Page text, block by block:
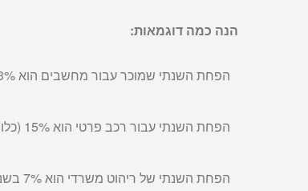
הנה כמה דוגמאות:
הפחת השנתי שמוכר עבור מחשבים הוא 33% (כלומר העלות שלהם תקוזז תוך 3 שנים).
הפחת השנתי עבור רכב פרטי הוא 15% (כלומר העלות שלו תקוזז תוך 6.5 שנים).
הפחת השנתי של ריהוט משרדי הוא 7% בשנה. זאת כיוון שריהוט מחזיק שנים רבות יותר.